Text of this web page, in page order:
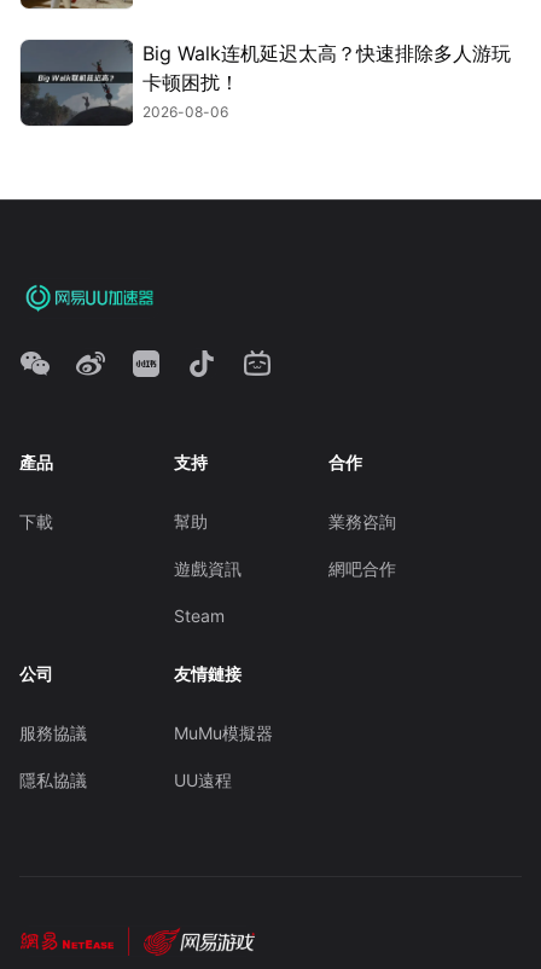
Big Walk连机延迟太高？快速排除多人游玩
卡顿困扰！
2026-08-06
產品
下載
支持
幫助
遊戲資訊
Steam
合作
業務咨詢
網吧合作
公司
服務協議
隱私協議
友情鏈接
MuMu模擬器
UU遠程